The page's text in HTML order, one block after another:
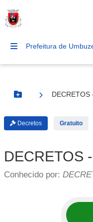
Prefeitura de
Botão Menu
DECRETOS
Decretos Gratuito
DECRETOS
Conhecido por: